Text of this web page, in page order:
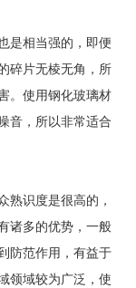
是相当强的，即便
碎片无棱无角，所
。使用钢化玻璃材
音，所以非常适合
熟识度是很高的，
诸多的优势，一般
防范作用，有益于
领域较为广泛，使